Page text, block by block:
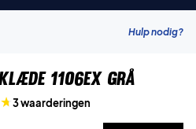
Hulp nodig?
1106EX Grå
3 waarderingen